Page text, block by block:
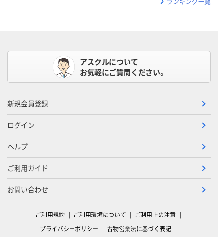
アスクルについて
お気軽にご質問ください。
新規会員登録
ログイン
ヘルプ
ご利用ガイド
お問い合わせ
ご利用規約 ご利用環境について
ご利用上の注意
プライバシーポリシー
古物営業法に基づく表記